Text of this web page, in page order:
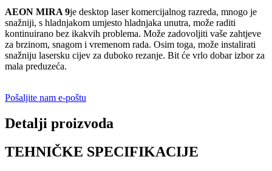
AEON MIRA 9je desktop laser komercijalnog razreda, mnogo je
snažniji, s hladnjakom umjesto hladnjaka unutra, može raditi
kontinuirano bez ikakvih problema. Može zadovoljiti vaše zahtjeve
za brzinom, snagom i vremenom rada. Osim toga, može instalirati
snažniju lasersku cijev za duboko rezanje. Bit će vrlo dobar izbor za
mala preduzeća.
Pošaljite nam e-poštu
Detalji proizvoda
TEHNIČKE SPECIFIKACIJE